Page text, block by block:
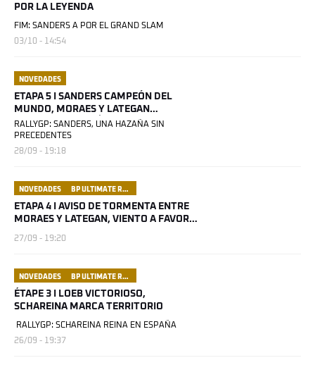
POR LA LEYENDA
FIM: SANDERS A POR EL GRAND SLAM
03/10 - 14:54
NOVEDADES
ETAPA 5 I SANDERS CAMPEÓN DEL
MUNDO, MORAES Y LATEGAN
CANDIDATOS AL TÍTULO
RALLYGP: SANDERS, UNA HAZAÑA SIN
PRECEDENTES
28/09 - 19:18
NOVEDADES BP ULTIMATE RALLY RAID PORTUGAL
ETAPA 4 I AVISO DE TORMENTA ENTRE
MORAES Y LATEGAN, VIENTO A FAVOR
27/09 - 19:20
NOVEDADES BP ULTIMATE RALLY RAID PORTUGAL
ÉTAPE 3 I LOEB VICTORIOSO,
SCHAREINA MARCA TERRITORIO
RALLYGP: SCHAREINA REINA EN ESPAÑA
26/09 - 19:37